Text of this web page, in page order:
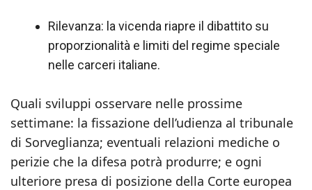
Rilevanza: la vicenda riapre il dibattito su
proporzionalità e limiti del regime speciale
nelle carceri italiane.
Quali sviluppi osservare nelle prossime
settimane: la fissazione dell’udienza al tribunale
di Sorveglianza; eventuali relazioni mediche o
perizie che la difesa potrà produrre; e ogni
ulteriore presa di posizione della Corte europea